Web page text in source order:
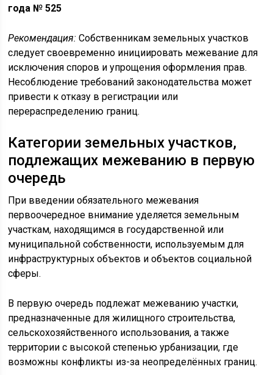
года № 525
Рекомендация: Собственникам земельных участков
следует своевременно инициировать межевание для
исключения споров и упрощения оформления прав.
Несоблюдение требований законодательства может
привести к отказу в регистрации или
перераспределению границ.
Категории земельных участков,
подлежащих межеванию в первую
очередь
При введении обязательного межевания
первоочередное внимание уделяется земельным
участкам, находящимся в государственной или
муниципальной собственности, используемым для
инфраструктурных объектов и объектов социальной
сферы.
В первую очередь подлежат межеванию участки,
предназначенные для жилищного строительства,
сельскохозяйственного использования, а также
территории с высокой степенью урбанизации, где
возможны конфликты из-за неопределённых границ.